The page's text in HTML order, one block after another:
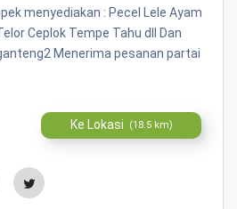
menyediakan : Pecel Lele Ayam
Ceplok Tempe Tahu dll Dan
Menerima pesanan partai
Ke Lokasi (18.5 km)